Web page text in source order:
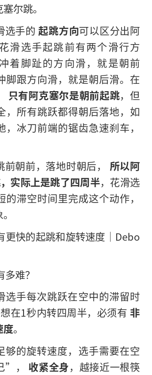
尔跳。
选手的起跳方向可以区分出阿
滑选手起跳前有两个滑行方
着脚趾的方向滑，就是朝前
脚跟方向滑，就是朝后滑。在
只有阿克塞尔是朝前起跳，但
，所有跳跃都得朝后落地，如
，冰刀前端的锯齿急速刹车，
前朝前，落地时朝后， 所以阿
实际上是跳了四周半，花滑选
的滞空时间里完成这个动作，
更快的起跳和旋转速度｜Debo
难？
选手每次跳跃在空中的滞留时
在1秒内转四周半，必须有 非
度。
够的旋转速度，选手需要在空
”， 收紧全身，越接近一根筷